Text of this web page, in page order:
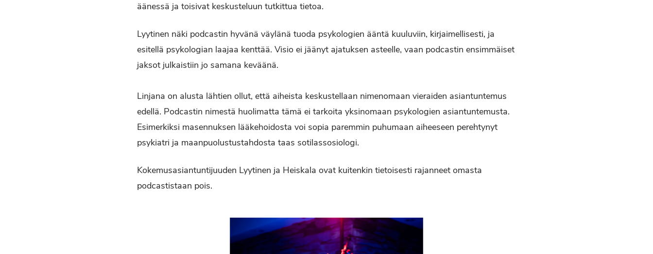
äänessä ja toisivat keskusteluun tutkittua tietoa.
Lyytinen näki podcastin hyvänä väylänä tuoda psykologien ääntä kuuluviin, kirjaimellisesti, ja
esitellä psykologian laajaa kenttää. Visio ei jäänyt ajatuksen asteelle, vaan podcastin ensimmäiset
jaksot julkaistiin jo samana keväänä.
Linjana on alusta lähtien ollut, että aiheista keskustellaan nimenomaan vieraiden asiantuntemus
edellä. Podcastin nimestä huolimatta tämä ei tarkoita yksinomaan psykologien asiantuntemusta.
Esimerkiksi masennuksen lääkehoidosta voi sopia paremmin puhumaan aiheeseen perehtynyt
psykiatri ja maanpuolustustahdosta taas sotilassosiologi.
Kokemusasiantuntijuuden Lyytinen ja Heiskala ovat kuitenkin tietoisesti rajanneet omasta
podcastistaan pois.